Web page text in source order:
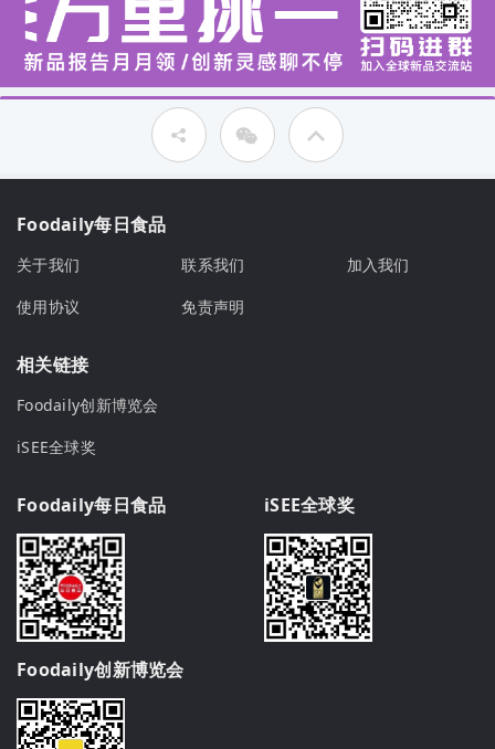
Foodaily每日食品
关于我们 联系我们
加入我们
使用协议
免责声明
相关链接
Foodaily创新博览会
iSEE全球奖
Foodaily每日食品 iSEE全球奖
Foodaily创新博览会